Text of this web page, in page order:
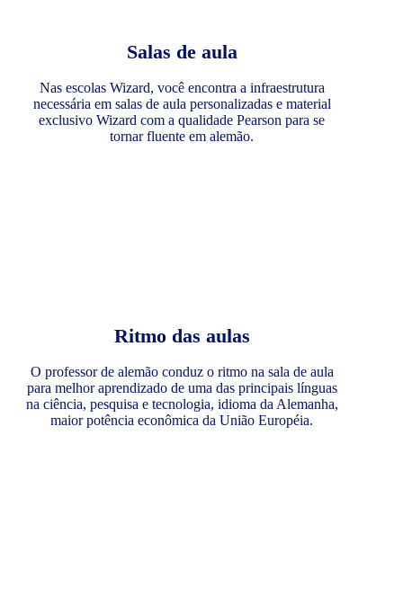
Salas de aula
Nas escolas Wizard, você encontra a infraestrutura
necessária em salas de aula personalizadas e material
exclusivo Wizard com a qualidade Pearson para se
tornar fluente em alemão.
Ritmo das aulas
O professor de alemão conduz o ritmo na sala de aula
para melhor aprendizado de uma das principais línguas
na ciência, pesquisa e tecnologia, idioma da Alemanha,
maior potência econômica da União Européia.